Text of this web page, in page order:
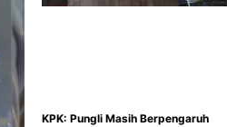
KPK: Pungli Masih Berpengaruh